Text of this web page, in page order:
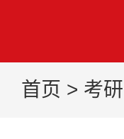
首页 > 考研